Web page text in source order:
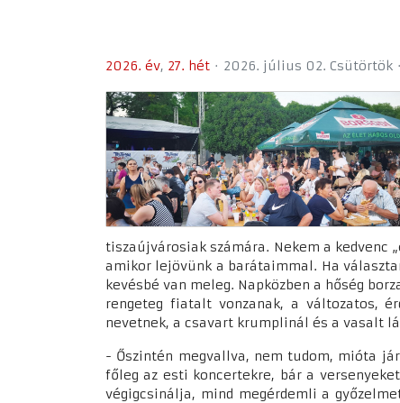
2026. év 27. hét 2026. július 02. Csütörtök
tiszaújvárosiak számára. Nekem a
amikor lejövünk a barátaimmal. Ha
kevésbé van meleg. Napközben a hőség
rengeteg fiatalt vonzanak, a változatos,
nevetnek, a csavart krumplinál és a vasalt
- Őszintén megvallva, nem tudom, mióta
főleg az esti koncertekre, bár a
végigcsinálja, mind megérdemli a